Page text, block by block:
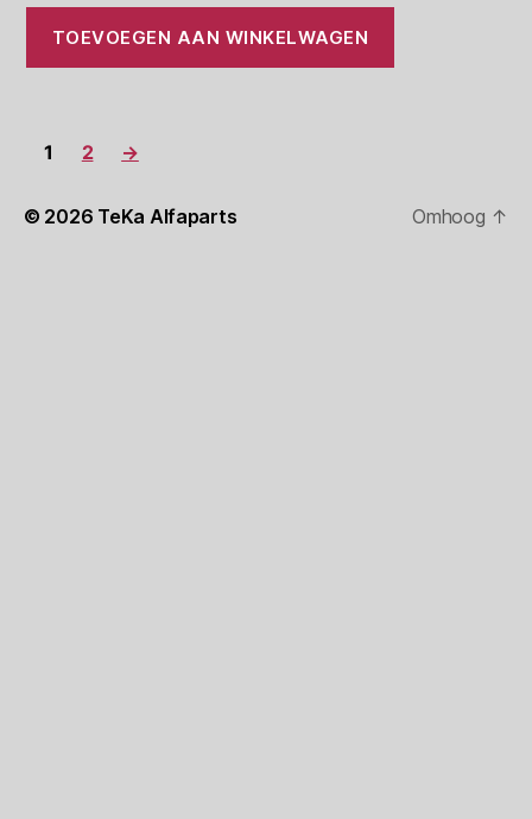
TOEVOEGEN AAN WINKELWAGEN
1 2 →
© 2026 TeKa Alfaparts Omhoog ↑